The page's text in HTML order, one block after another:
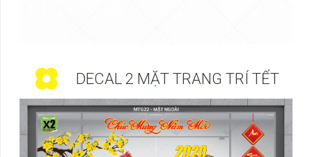
DECAL 2 MẶT TRANG TRÍ TẾT